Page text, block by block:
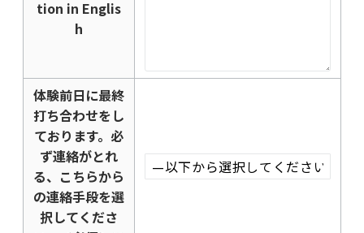
tion in Englis
h
体験前日に最終
打ち合わせをし
ております。必
ず連絡がとれ
る、こちらから
の連絡手段を選
択してくださ